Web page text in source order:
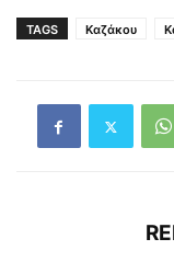
TAGS Καζάκου